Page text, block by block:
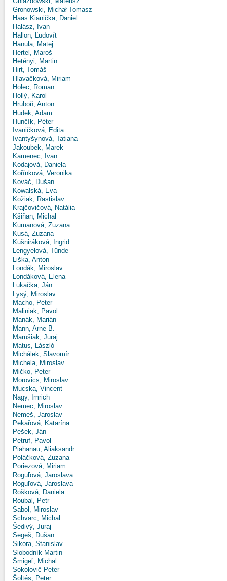
Gronowski, Michał Tomasz
Haas Kianička, Daniel
Halász, Ivan
Hallon, Ľudovít
Hanula, Matej
Hertel, Maroš
Hetényi, Martin
Hirt, Tomáš
Hlavačková, Miriam
Holec, Roman
Hollý, Karol
Hruboň, Anton
Hudek, Adam
Hunčík, Péter
Ivaničková, Edita
Ivantyšynová, Tatiana
Jakoubek, Marek
Kamenec, Ivan
Kodajová, Daniela
Kořínková, Veronika
Kováč, Dušan
Kowalská, Eva
Kožiak, Rastislav
Krajčovičová, Natália
Kšiňan, Michal
Kumanová, Zuzana
Kusá, Zuzana
Kušniráková, Ingrid
Lengyelová, Tünde
Liška, Anton
Londák, Miroslav
Londáková, Elena
Lukačka, Ján
Lysý, Miroslav
Macho, Peter
Maliniak, Pavol
Manák, Marián
Mann, Arne B.
Marušiak, Juraj
Matus, László
Michálek, Slavomír
Michela, Miroslav
Mičko, Peter
Morovics, Miroslav
Mucska, Vincent
Nagy, Imrich
Nemec, Miroslav
Nemeš, Jaroslav
Pekařová, Katarína
Pešek, Ján
Petruf, Pavol
Piahanau, Aliaksandr
Poláčková, Zuzana
Poriezová, Miriam
Roguľová, Jaroslava
Roguľová, Jaroslava
Rošková, Daniela
Roubal, Petr
Sabol, Miroslav
Schvarc, Michal
Šedivý, Juraj
Segeš, Dušan
Sikora, Stanislav
Slobodník Martin
Šmigeľ, Michal
Sokolovič Peter
Šoltés, Peter